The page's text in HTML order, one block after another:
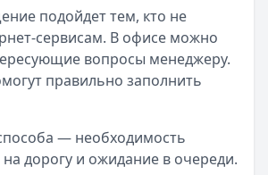
подойдет тем, кто не
сервисам. В офисе можно
вопросы менеджеру.
правильно заполнить
— необходимость
дорогу и ожидание в очереди.